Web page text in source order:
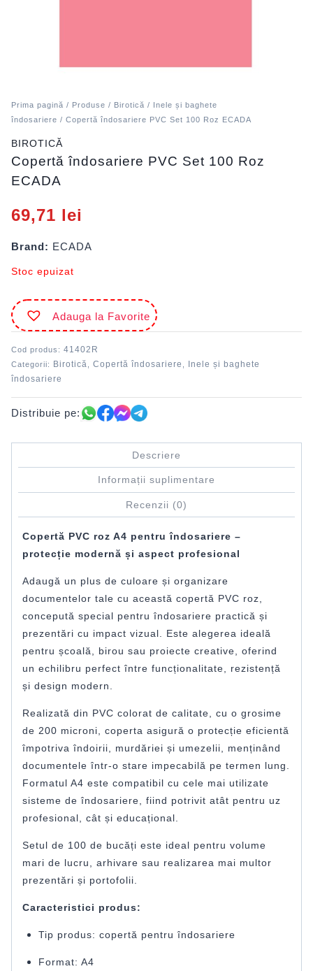
Prima pagină / Produse / Birotică / Inele și baghete
îndosariere / Copertă îndosariere PVC Set 100 Roz ECADA
BIROTICĂ
Copertă îndosariere PVC Set 100 Roz
ECADA
69,71 lei
Brand: ECADA
Stoc epuizat
Adauga la Favorite
Cod produs: 41402R
Categorii: Birotică Copertă îndosariere
Inele și baghete
îndosariere
Distribuie pe:
Descriere
Informații suplimentare
Recenzii (0)
Copertă PVC roz A4 pentru îndosariere –
protecție modernă și aspect profesional
Adaugă un plus de culoare și organizare
documentelor tale cu această copertă PVC roz,
concepută special pentru îndosariere practică și
prezentări cu impact vizual. Este alegerea ideală
pentru școală, birou sau proiecte creative, oferind
un echilibru perfect între funcționalitate, rezistență
și design modern.
Realizată din PVC colorat de calitate, cu o grosime
de 200 microni, coperta asigură o protecție eficientă
împotriva îndoirii, murdăriei și umezelii, menținând
documentele într-o stare impecabilă pe termen lung.
Formatul A4 este compatibil cu cele mai utilizate
sisteme de îndosariere, fiind potrivit atât pentru uz
profesional, cât și educațional.
Setul de 100 de bucăți este ideal pentru volume
mari de lucru, arhivare sau realizarea mai multor
prezentări și portofolii.
Caracteristici produs:
Tip produs: copertă pentru îndosariere
Format: A4